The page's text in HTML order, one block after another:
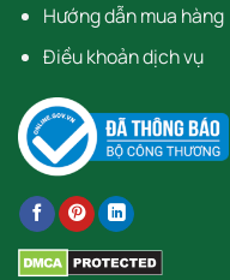
Hướng dẫn mua hàng
Điều khoản dịch vụ